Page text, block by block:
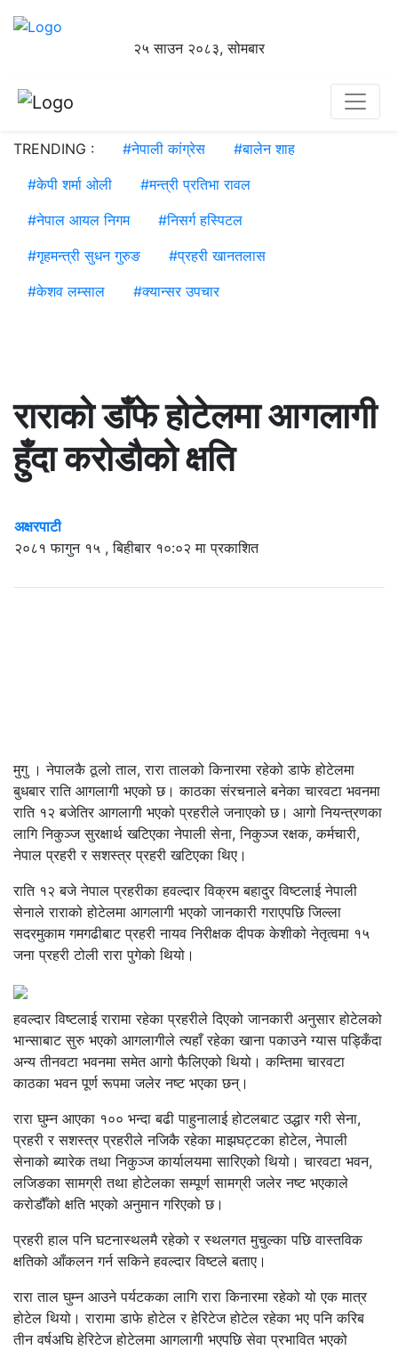
२५ साउन २०८३, सोमबार
TRENDING : #नेपाली कांग्रेस #बालेन शाह
#केपी शर्मा ओली #मन्त्री प्रतिभा रावल
#नेपाल आयल निगम #निसर्ग हस्पिटल
#गृहमन्त्री सुधन गुरुङ #प्रहरी खानतलास
#केशव लम्साल #क्यान्सर उपचार
राराको डाँफे होटेलमा आगलागी
हुँदा करोडौको क्षति
अक्षरपाटी
२०८१ फागुन १५ , बिहीबार १०:०२ मा प्रकाशित
मुगु । नेपालकै ठूलो ताल, रारा तालको किनारमा रहेको डाफे होटेलमा
बुधबार राति आगलागी भएको छ। काठका संरचनाले बनेका चारवटा भवनमा
राति १२ बजेतिर आगलागी भएको प्रहरीले जनाएको छ। आगो नियन्त्रणका
लागि निकुञ्ज सुरक्षार्थ खटिएका नेपाली सेना, निकुञ्ज रक्षक, कर्मचारी,
नेपाल प्रहरी र सशस्त्र प्रहरी खटिएका थिए।
राति १२ बजे नेपाल प्रहरीका हवल्दार विक्रम बहादुर विष्टलाई नेपाली
सेनाले राराको होटेलमा आगलागी भएको जानकारी गराएपछि जिल्ला
सदरमुकाम गमगढीबाट प्रहरी नायव निरीक्षक दीपक केशीको नेतृत्वमा १५
जना प्रहरी टोली रारा पुगेको थियो।
हवल्दार विष्टलाई रारामा रहेका प्रहरीले दिएको जानकारी अनुसार होटेलको
भान्साबाट सुरु भएको आगलागीले त्यहाँ रहेका खाना पकाउने ग्यास पड्किँदा
अन्य तीनवटा भवनमा समेत आगो फैलिएको थियो। कम्तिमा चारवटा
काठका भवन पूर्ण रूपमा जलेर नष्ट भएका छन्।
रारा घुम्न आएका १०० भन्दा बढी पाहुनालाई होटलबाट उद्धार गरी सेना,
प्रहरी र सशस्त्र प्रहरीले नजिकै रहेका माझघट्टका होटेल, नेपाली
सेनाको ब्यारेक तथा निकुञ्ज कार्यालयमा सारिएको थियो। चारवटा भवन,
लजिङका सामग्री तथा होटेलका सम्पूर्ण सामग्री जलेर नष्ट भएकाले
करोडौँको क्षति भएको अनुमान गरिएको छ।
प्रहरी हाल पनि घटनास्थलमै रहेको र स्थलगत मुचुल्का पछि वास्तविक
क्षतिको आँकलन गर्न सकिने हवल्दार विष्टले बताए।
रारा ताल घुम्न आउने पर्यटकका लागि रारा किनारमा रहेको यो एक मात्र
होटेल थियो। रारामा डाफे होटेल र हेरिटेज होटेल रहेका भए पनि करिब
तीन वर्षअघि हेरिटेज होटेलमा आगलागी भएपछि सेवा प्रभावित भएको